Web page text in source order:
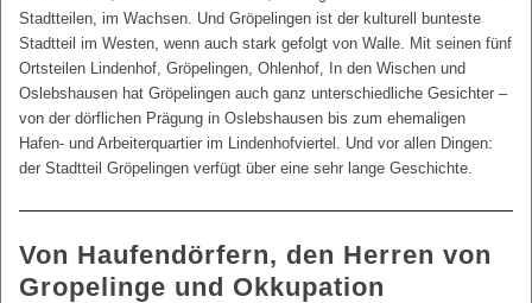
Stadtteilen, im Wachsen. Und Gröpelingen ist der kulturell bunteste
Stadtteil im Westen, wenn auch stark gefolgt von Walle. Mit seinen fünf
Ortsteilen Lindenhof, Gröpelingen, Ohlenhof, In den Wischen und
Oslebshausen hat Gröpelingen auch ganz unterschiedliche Gesichter –
von der dörflichen Prägung in Oslebshausen bis zum ehemaligen
Hafen- und Arbeiterquartier im Lindenhofviertel. Und vor allen Dingen:
der Stadtteil Gröpelingen verfügt über eine sehr lange Geschichte.
Von Haufendörfern, den Herren von
Gropelinge und Okkupation